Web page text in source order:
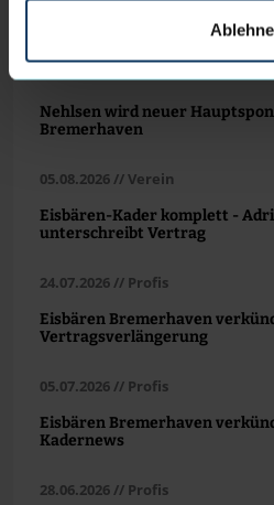
WEITERE NEWS
Nehlsen wird neuer
Bremerhaven
05.08.2026 // Verein
Eisbären-Kader komplett -
unterschreibt Vertrag
24.07.2026 // Profis
Eisbären Bremerhaven
Vertragsverlängerung
05.07.2026 // Profis
Eisbären Bremerhaven
Kadernews
28.06.2026 // Profis